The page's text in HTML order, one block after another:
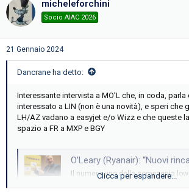
t
i
n
s
micheleforchini
Socio AIAC 2026
21 Gennaio 2024
Dancrane ha detto:
Interessante intervista a MO’L che, in coda,
interessato a LIN (non è una novità), e speri che
LH/AZ vadano a easyjet e/o Wizz e che queste
spazio a FR a MXP e BGY
O’Leary (Ryanair): “Nuovi rincari quest’estate. Ita-Lufthansa? Benefici per
Il numero uno della compagnia
Clicca per espandere...